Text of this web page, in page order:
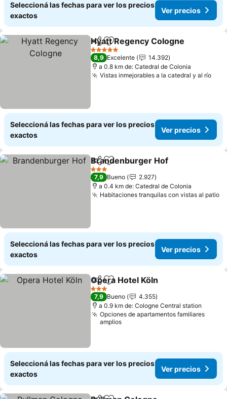
Seleccioná las fechas para ver los precios
exactos
Ver precios
CompartirAñadir a favoritos
Hyatt Regency Cologne
5 Estrellas
8,9 Excelente
14.392
a 0.8 km de: Catedral de Colonia
Vistas inmejorables a la catedral y al ríoVer
Seleccioná las fechas para ver los precios
exactos
Ver precios
CompartirAñadir a favoritos
Brandenburger Hof
3 Estrellas
7,9 Bueno
2.927
a 0.4 km de: Catedral de Colonia
Habitaciones tranquilas con vistas al patio
Seleccioná las fechas para ver los precios
exactos
Ver precios
CompartirAñadir a favoritos
Opera Hotel Köln
3 Estrellas
7,9 Bueno
4.355
a 0.9 km de: Cologne Central station
Opciones de apartamentos familiares
amplios
Seleccioná las fechas para ver los precios
exactos
Ver precios